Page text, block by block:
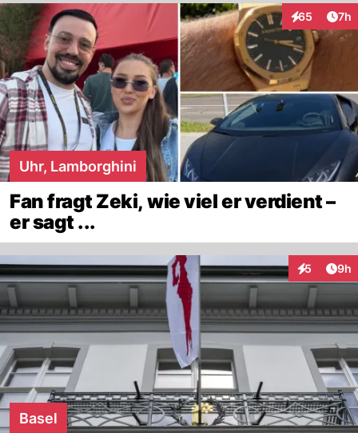
65
Interaktionen
7h
Uhr, Lamborghini
Fan fragt Zeki, wie viel er verdient –
er sagt ...
5 9h
Basel